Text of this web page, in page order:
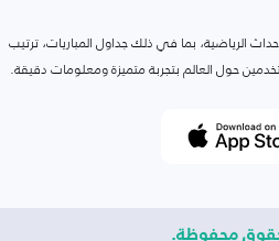
الرياضية، بما في ذلك جداول المباريات، ترتيب
حول العالم بتجربة متميزة ومعلومات دقيقة.